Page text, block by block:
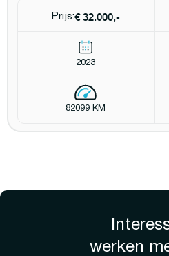
Prijs:€ 32.000,-
2023
82099 KM
werken